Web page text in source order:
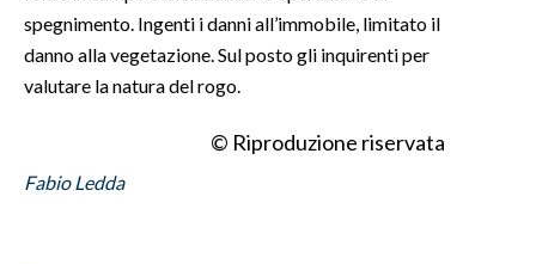
ANNUNCI
spegnimento. Ingenti i danni all’immobile, limitato il
danno alla vegetazione. Sul posto gli inquirenti per
valutare la natura del rogo.
© Riproduzione riservata
Fabio Ledda